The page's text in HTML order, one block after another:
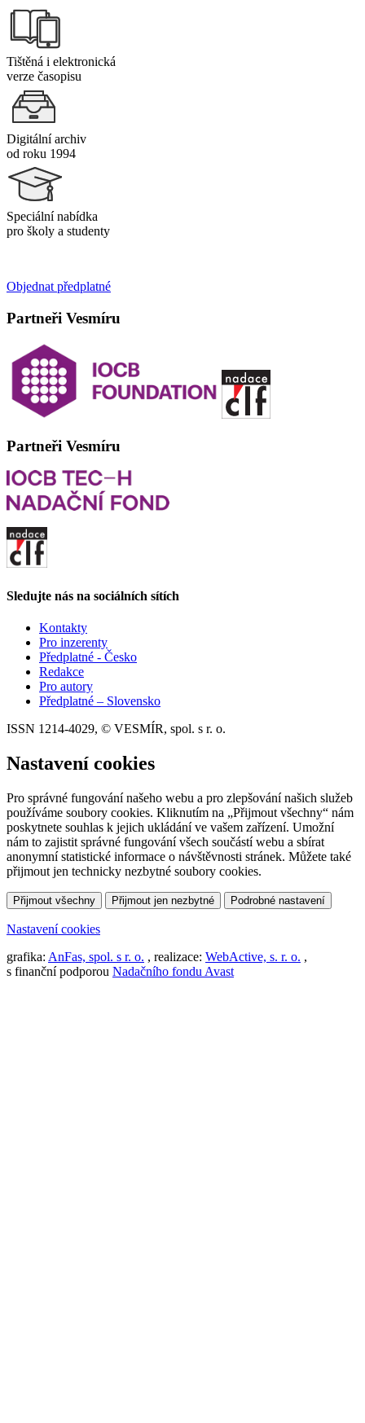
Tištěná i elektronická
verze časopisu
Digitální archiv
od roku 1994
Speciální nabídka
pro školy a studenty
Objednat předplatné
Partneři Vesmíru
Partneři Vesmíru
Sledujte nás na sociálních sítích
Kontakty
Pro inzerenty
Předplatné - Česko
Redakce
Pro autory
Předplatné – Slovensko
ISSN 1214-4029, © VESMÍR, spol. s r. o.
Nastavení cookies
Pro správné fungování našeho webu a pro zlepšování našich služeb
používáme soubory cookies. Kliknutím na „Přijmout všechny“ nám
poskytnete souhlas k jejich ukládání ve vašem zařízení. Umožní
nám to zajistit správné fungování všech součástí webu a sbírat
anonymní statistické informace o návštěvnosti stránek. Můžete také
přijmout jen technicky nezbytné soubory cookies.
Přijmout všechny Přijmout jen nezbytné Podrobné nastavení
Nastavení cookies
grafika: AnFas, spol. s r. o. , realizace: WebActive, s. r. o. ,
s finanční podporou Nadačního fondu Avast